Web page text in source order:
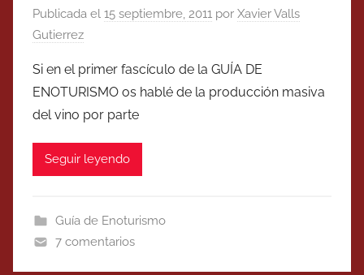
Publicada el 15 septiembre, 2011 por Xavier Valls
Gutierrez
Si en el primer fascículo de la GUÍA DE
ENOTURISMO os hablé de la producción masiva
del vino por parte
Seguir leyendo
Guía de Enoturismo
7 comentarios